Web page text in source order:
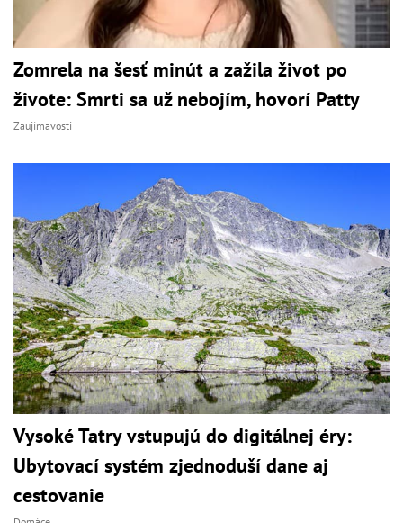
Zomrela na šesť minút a zažila život po
živote: Smrti sa už nebojím, hovorí Patty
Zaujímavosti
Vysoké Tatry vstupujú do digitálnej éry:
Ubytovací systém zjednoduší dane aj
cestovanie